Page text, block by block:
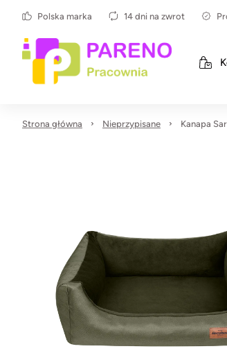
Polska marka 14 dni na zwrot
Strona główna Nieprzypisane Kanapa